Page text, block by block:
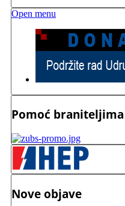
Open menu
Pomoć
Nove objave